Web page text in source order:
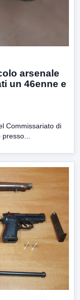
arsenale
un 46enne e
Commissariato di